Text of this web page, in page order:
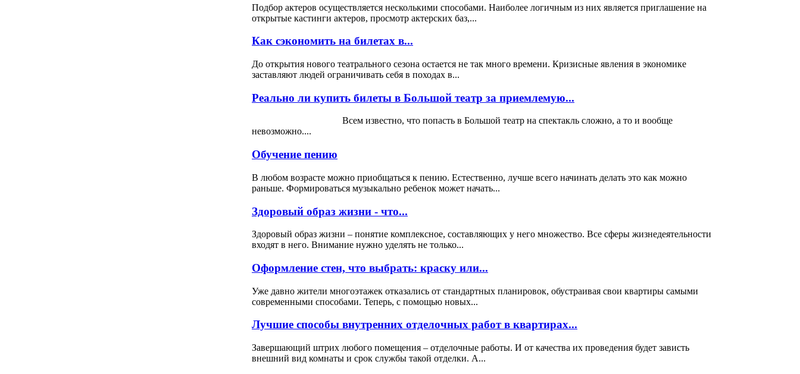
Подбор актеров осуществляется несколькими способами. Наиболее логичным из них является приглашение на
открытые кастинги актеров, просмотр актерских баз,...
Как сэкономить на билетах в...
До открытия нового театрального сезона остается не так много времени. Кризисные явления в экономике
заставляют людей ограничивать себя в походах в...
Реально ли купить билеты в Большой театр за приемлемую...
Всем известно, что попасть в Большой театр на спектакль сложно, а то и вообще
невозможно....
Обучение пению
В любом возрасте можно приобщаться к пению. Естественно, лучше всего начинать делать это как можно
раньше. Формироваться музыкально ребенок может начать...
Здоровый образ жизни - что...
Здоровый образ жизни – понятие комплексное, составляющих у него множество. Все сферы жизнедеятельности
входят в него. Внимание нужно уделять не только...
Оформление стен, что выбрать: краску или...
Уже давно жители многоэтажек отказались от стандартных планировок, обустраивая свои квартиры самыми
современными способами. Теперь, с помощью новых...
Лучшие способы внутренних отделочных работ в квартирах...
Завершающий штрих любого помещения – отделочные работы. И от качества их проведения будет зависть
внешний вид комнаты и срок службы такой отделки. А...